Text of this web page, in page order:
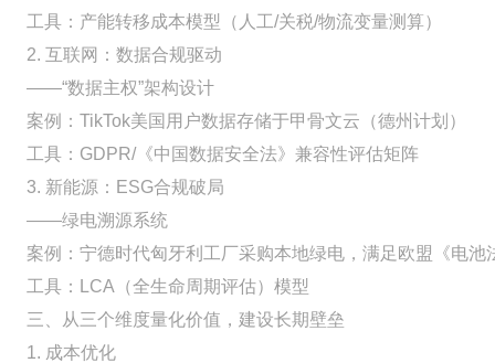
工具：产能转移成本模型（人工/关税/物流变量测算）
2. 互联网：数据合规驱动
——“数据主权”架构设计
案例：TikTok美国用户数据存储于甲骨文云（德州计划）
工具：GDPR/《中国数据安全法》兼容性评估矩阵
3. 新能源：ESG合规破局
——绿电溯源系统
案例：宁德时代匈牙利工厂采购本地绿电，满足欧盟《电池
工具：LCA（全生命周期评估）模型
三、从三个维度量化价值，建设长期壁垒
1. 成本优化